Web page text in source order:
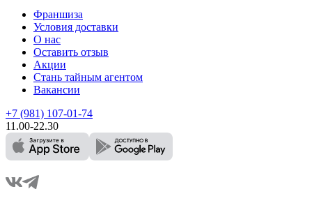
Франшиза
Условия доставки
О нас
Оставить отзыв
Акции
Стань тайным агентом
Вакансии
+7 (981) 107-01-74
11.00-22.30